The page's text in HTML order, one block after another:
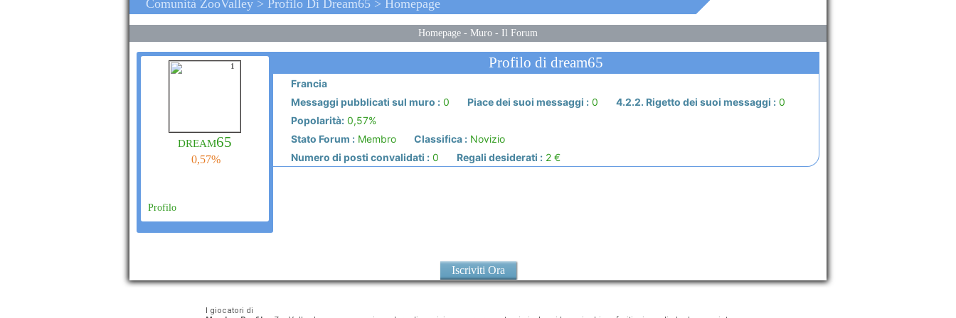
Comunità ZooValley > Profilo Di Dream65 > Homepage
Homepage - Muro - Il Forum
1
dream65
0,57%
Profilo
Profilo di dream65
Francia
Messaggi pubblicati sul muro :0 Piace dei suoi messaggi :0 4.2.2. Rigetto dei suoi messaggi :0
Popolarità:0,57%
Stato Forum :Membro Classifica :Novizio
Numero di posti convalidati :0 Regali desiderati :2 €
Iscriviti Ora
I giocatori di